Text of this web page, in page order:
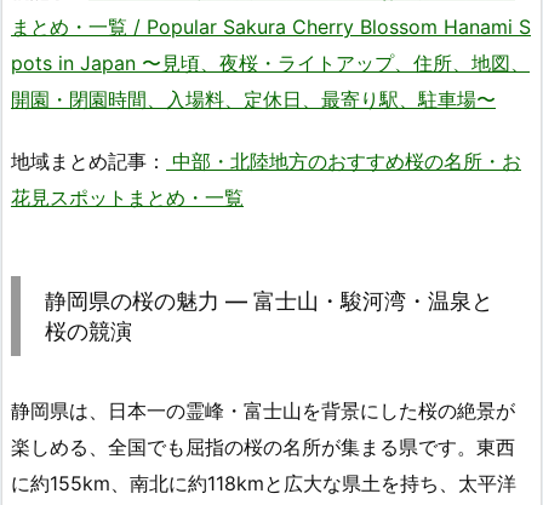
まとめ・一覧 / Popular Sakura Cherry Blossom Hanami S
pots in Japan 〜見頃、夜桜・ライトアップ、住所、地図、
開園・閉園時間、入場料、定休日、最寄り駅、駐車場〜
地域まとめ記事： 中部・北陸地方のおすすめ桜の名所・お
花見スポットまとめ・一覧
静岡県の桜の魅力 ― 富士山・駿河湾・温泉と
桜の競演
静岡県は、日本一の霊峰・富士山を背景にした桜の絶景が
楽しめる、全国でも屈指の桜の名所が集まる県です。東西
に約155km、南北に約118kmと広大な県土を持ち、太平洋